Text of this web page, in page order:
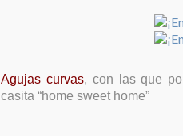
Agujas curvas, con las que
casita “home sweet home”